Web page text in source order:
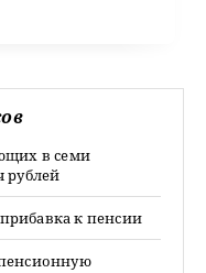
в семи
рублей
к пенсии